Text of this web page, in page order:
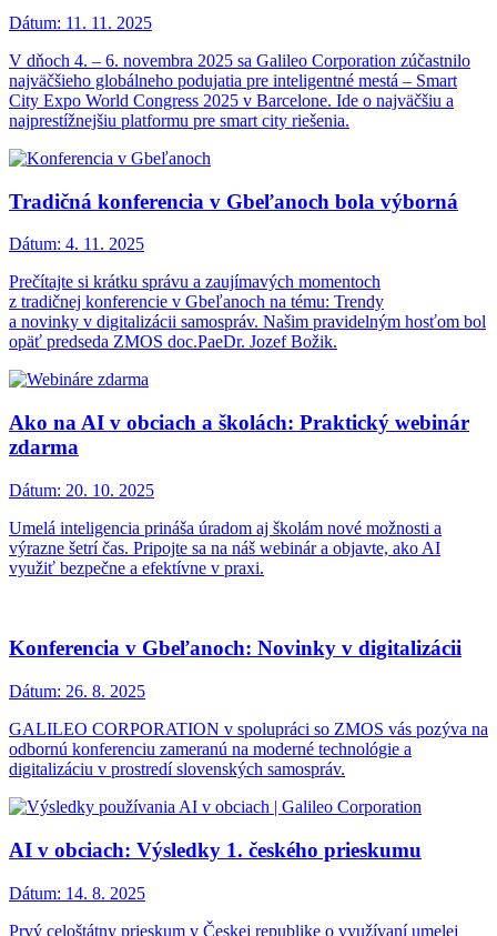
Dátum: 11. 11. 2025
V dňoch 4. – 6. novembra 2025 sa Galileo Corporation zúčastnilo
najväčšieho globálneho podujatia pre inteligentné mestá – Smart
City Expo World Congress 2025 v Barcelone. Ide o najväčšiu a
najprestížnejšiu platformu pre smart city riešenia.
Tradičná konferencia v Gbeľanoch bola výborná
Dátum: 4. 11. 2025
Prečítajte si krátku správu a zaujímavých momentoch
z tradičnej konferencie v Gbeľanoch na tému: Trendy
a novinky v digitalizácii samospráv. Našim pravidelným hosťom bol
opäť predseda ZMOS doc.PaeDr. Jozef Božik.
Ako na AI v obciach a školách: Praktický webinár
zdarma
Dátum: 20. 10. 2025
Umelá inteligencia prináša úradom aj školám nové možnosti a
výrazne šetrí čas. Pripojte sa na náš webinár a objavte, ako AI
využiť bezpečne a efektívne v praxi.
Konferencia v Gbeľanoch: Novinky v digitalizácii
Dátum: 26. 8. 2025
GALILEO CORPORATION v spolupráci so ZMOS vás pozýva na
odbornú konferenciu zameranú na moderné technológie a
digitalizáciu v prostredí slovenských samospráv.
AI v obciach: Výsledky 1. českého prieskumu
Dátum: 14. 8. 2025
Prvý celoštátny prieskum v Českej republike o využívaní umelej